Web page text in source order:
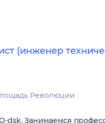
(инженер
Революции
dsk. Занимаемся